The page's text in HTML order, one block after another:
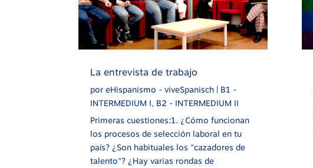
La entrevista de trabajo
poreHispanismo - viveSpanisch
B1 -
INTERMEDIUM I, B2 - INTERMEDIUM II
Primeras cuestiones:1. ¿Cómo funcionan
los procesos de selección laboral en tu
país? ¿Son habituales los "cazadores de
talento"? ¿Hay varias rondas de